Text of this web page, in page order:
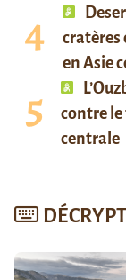
cratères
en Asie
contre le
centrale